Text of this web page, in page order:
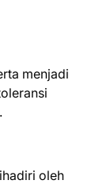
menjadi
oleh